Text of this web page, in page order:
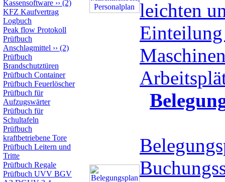
Kassensoftware ›› (2)
KFZ Kaufvertrag
Logbuch
Peak flow Protokoll
Prüfbuch
Anschlagmittel ›› (2)
Prüfbuch
Brandschutztüren
Prüfbuch Container
Prüfbuch Feuerlöscher
Prüfbuch für
Aufzugswärter
Prüfbuch für
Schultafeln
Prüfbuch
kraftbetriebene Tore
Prüfbuch Leitern und
Tritte
Prüfbuch Regale
Prüfbuch UVV BGV
leichten